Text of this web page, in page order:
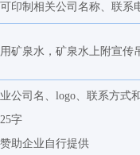
司
司
印制相关公司名称、联系
矿泉水，矿泉水上附宣传
公司名、logo、联系方式
字
助企业自行提供